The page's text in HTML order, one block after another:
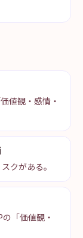
値観・感情・
クがある。
「価値観・